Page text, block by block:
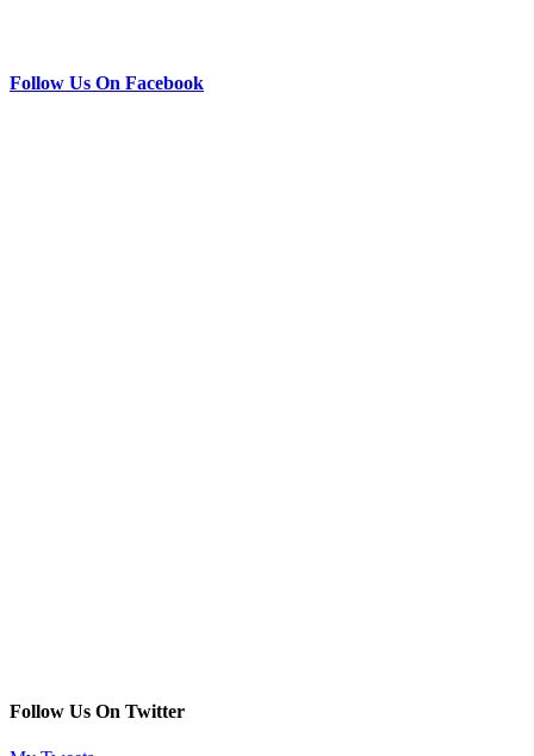
Follow Us On Facebook
Follow Us On Twitter